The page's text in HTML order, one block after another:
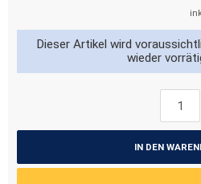
Dieser Artikel wird
wieder
IN DEN